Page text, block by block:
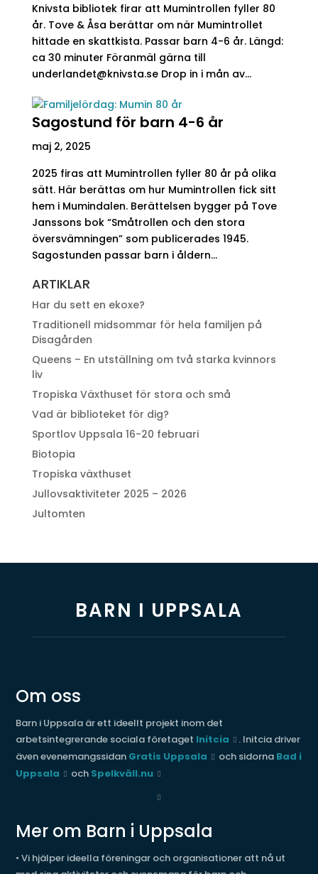
Knivsta bibliotek firar att Mumintrollen fyller 80
år. Tove & Åsa berättar om när Mumintrollet
hittade en skattkista. Passar barn 4-6 år. Längd:
ca 30 minuter Föranmäl gärna till
underlandet@knivsta.se Drop in i mån av...
Sagostund för barn 4-6 år
maj 2, 2025
2025 firas att Mumintrollen fyller 80 år på olika
sätt. Här berättas om hur Mumintrollen fick sitt
hem i Mumindalen. Berättelsen bygger på Tove
Janssons bok “Småtrollen och den stora
översvämningen” som publicerades 1945.
Sagostunden passar barn i åldern...
ARTIKLAR
Har du sett en ekoxe?
Traditionell midsommar för hela familjen på
Disagården
Queens – En utställning om två starka kvinnors
liv
Tropiska Växthuset för stora och små
Vad är biblioteket för dig?
Sportlov Uppsala 16-20 februari
Biotopia
Tropiska växthuset
Jullovsaktiviteter 2025 – 2026
Jultomten
BARN I UPPSALA
Om oss
Barn i Uppsala är ett ideellt projekt inom det
arbetsintegrerande sociala företaget Initcia
. Initcia driver
även evenemangssidan Gratis Uppsala och sidorna Bad i
Uppsala
och Spelkväll.nu
Mer om Barn i Uppsala
• Vi hjälper ideella föreningar och organisationer att nå ut